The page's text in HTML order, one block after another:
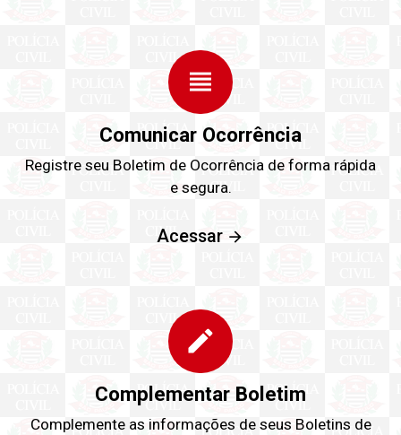
view_headline
Comunicar Ocorrência
Registre seu Boletim de Ocorrência de forma rápida
e segura.
Acessar
edit
Complementar Boletim
Complemente as informações de seus Boletins de